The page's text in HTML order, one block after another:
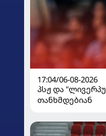
17:04/06-08-2026
პსჟ და
თანხმდებიან